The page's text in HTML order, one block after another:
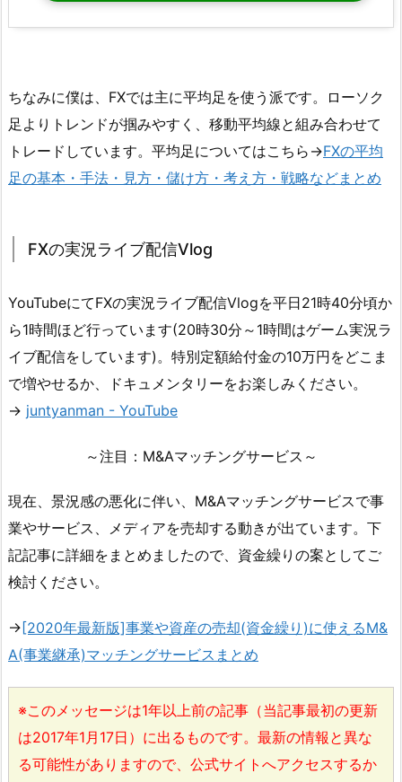
ちなみに僕は、FXでは主に平均足を使う派です。ローソク
足よりトレンドが掴みやすく、移動平均線と組み合わせて
トレードしています。平均足についてはこちら→FXの平均
足の基本・手法・見方・儲け方・考え方・戦略などまとめ
FXの実況ライブ配信Vlog
YouTubeにてFXの実況ライブ配信Vlogを平日21時40分頃か
ら1時間ほど行っています(20時30分～1時間はゲーム実況ラ
イブ配信をしています)。特別定額給付金の10万円をどこま
で増やせるか、ドキュメンタリーをお楽しみください。
→ juntyanman - YouTube
～注目：M&Aマッチングサービス～
現在、景況感の悪化に伴い、M&Aマッチングサービスで事
業やサービス、メディアを売却する動きが出ています。下
記記事に詳細をまとめましたので、資金繰りの案としてご
検討ください。
→ [2020年最新版]事業や資産の売却(資金繰り)に使えるM&
A(事業継承)マッチングサービスまとめ
※このメッセージは1年以上前の記事（当記事最初の更新
は2017年1月17日）に出るものです。最新の情報と異な
る可能性がありますので、公式サイトへアクセスするか